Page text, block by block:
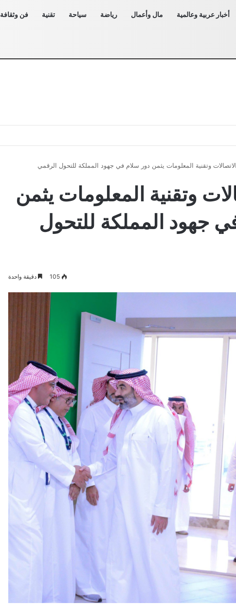
أخبار عربية وعالمية مال وأعمال رياضة سياحة تقنية فن وثقافة
وتقنية المعلومات يثمن دور سلام في جهود المملكة للتحول الرقمي
وتقنية المعلومات يثمن
جهود المملكة للتحول
105 دقيقة واحدة